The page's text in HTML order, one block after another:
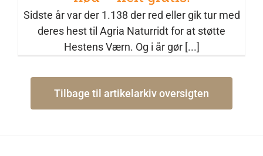
Sidste år var der 1.138 der red eller gik tur med
deres hest til Agria Naturridt for at støtte
Hestens Værn. Og i år gør [...]
Tilbage til artikelarkiv oversigten